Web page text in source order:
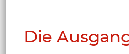
Die